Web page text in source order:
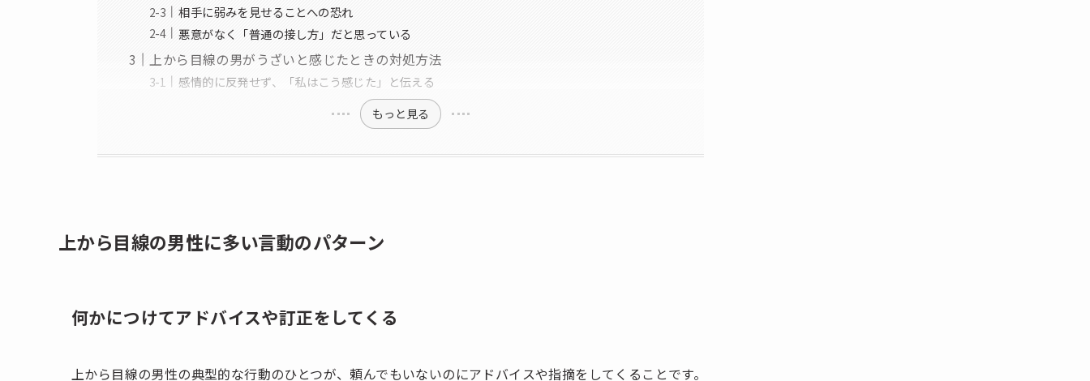
相手に弱みを見せることへの恐れ
悪意がなく「普通の接し方」だと思っている
上から目線の男がうざいと感じたときの対処方法
感情的に反発せず、「私はこう感じた」と伝える
もっと見る
上から目線の男性に多い言動のパターン
何かにつけてアドバイスや訂正をしてくる
上から目線の男性の典型的な行動のひとつが、頼んでもいないのにアドバイスや指摘をしてくることです。